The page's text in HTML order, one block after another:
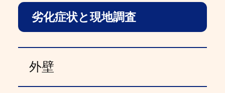
劣化症状と現地調査
外壁